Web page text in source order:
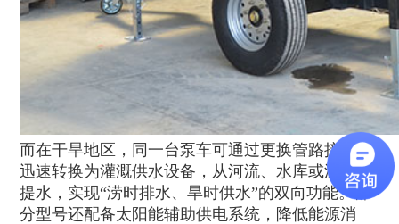
而在干旱地区，同一台泵车可通过更换管路接口，
迅速转换为灌溉供水设备，从河流、水库或深井中
提水，实现“涝时排水、旱时供水”的双向功能。部
分型号还配备太阳能辅助供电系统，降低能源消